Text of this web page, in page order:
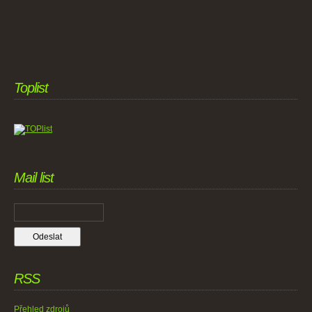
Toplist
Mail list
RSS
Přehled zdrojů